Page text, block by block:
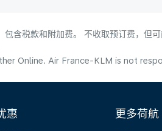
含税款和附加费。 不收取预订费，但
Online. Air France-KLM is not
惠 更多荷航